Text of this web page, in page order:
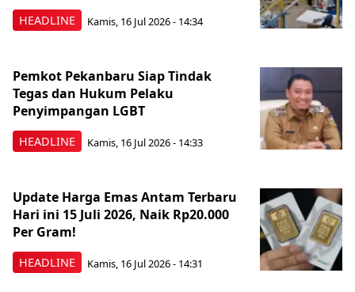
HEADLINE Kamis, 16 Jul 2026 - 14:34
HEADLINE
Pemkot Pekanbaru Siap Tindak
Tegas dan Hukum Pelaku
Penyimpangan LGBT
Kamis, 16 Jul 2026 - 14:33
HEADLINE
Update Harga Emas Antam Terbaru
Hari ini 15 Juli 2026, Naik Rp20.000
Per Gram!
Kamis, 16 Jul 2026 - 14:31